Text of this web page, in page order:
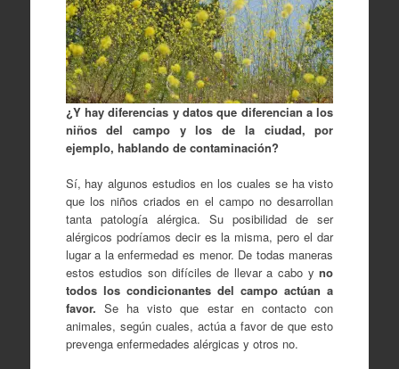
¿Y hay diferencias y datos que diferencian a los
niños del campo y los de la ciudad, por
ejemplo, hablando de contaminación?
Sí, hay algunos estudios en los cuales se ha visto
que los niños criados en el campo no desarrollan
tanta patología alérgica. Su posibilidad de ser
alérgicos podríamos decir es la misma, pero el dar
lugar a la enfermedad es menor. De todas maneras
estos estudios son difíciles de llevar a cabo yno
todos los condicionantes del campo actúan a
favor. Se ha visto que estar en contacto con
animales, según cuales, actúa a favor de que esto
prevenga enfermedades alérgicas y otros no.